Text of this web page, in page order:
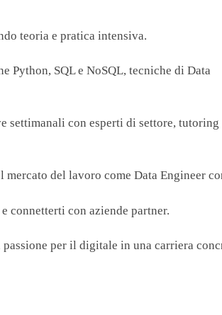
teoria e pratica intensiva.
Python, SQL e NoSQL, tecniche di Data
settimanali con esperti di settore, tutoring
mercato del lavoro come Data Engineer
connetterti con aziende partner.
per il digitale in una carriera